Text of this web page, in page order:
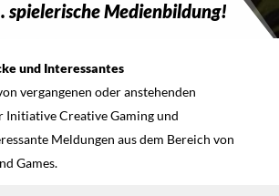
spielerische Medienbildung!
und Interessantes
vergangenen oder anstehenden
Initiative Creative Gaming und
Meldungen aus dem Bereich von
Games.